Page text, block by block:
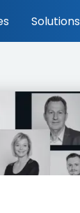
Solutions